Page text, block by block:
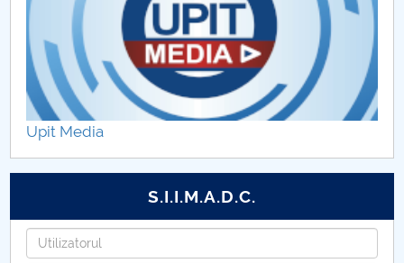
Strategia de cercetare
Domenii de cercetare
Laboratoare coordonate
Domenii de doctorat
Rezultatele activității CDI
Upit Media
S.I.I.M.A.D.C.
Username